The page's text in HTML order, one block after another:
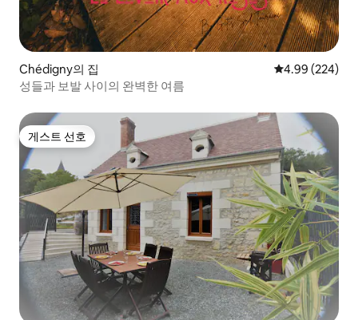
Chédigny의 집 평점 4.99점(5
4.99 (224)
성들과 보발 사이의 완벽한 여름
게스트 선호
게스트 선호